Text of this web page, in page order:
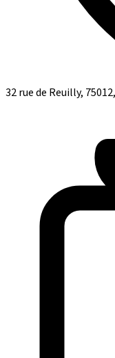
32 rue de Reuilly,